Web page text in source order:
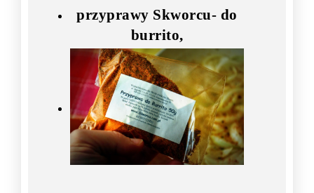
przyprawy Skworcu- do
burrito,